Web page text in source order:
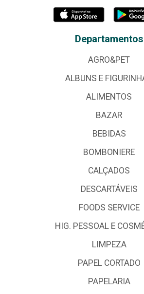
Departamentos
AGRO&PET
ALBUNS E
ALIMENTOS
BAZAR
BEBIDAS
BOMBONIERE
CALÇADOS
DESCARTÁVEIS
FOODS SERVICE
HIG. PESSOAL E
LIMPEZA
PAPEL CORTADO
PAPELARIA